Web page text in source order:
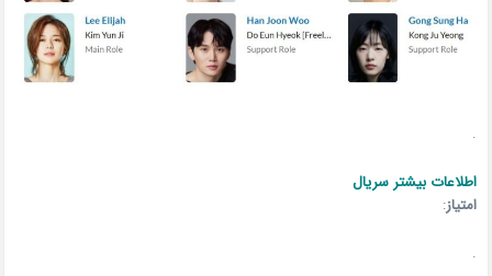
.
اطلاعات بیشتر سریال
امتیاز:
.